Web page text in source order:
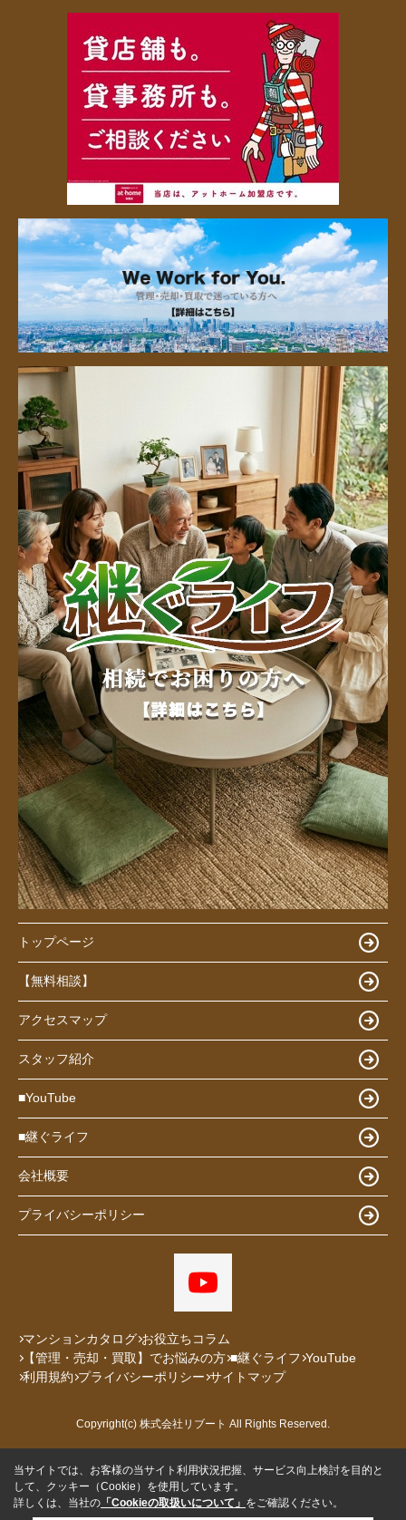
トップページ
【無料相談】
アクセスマップ
スタッフ紹介
■YouTube
■継ぐライフ
会社概要
プライバシーポリシー
マンションカタログ お役立ちコラム
【管理・売却・買取】でお悩みの方 ■継ぐライフ YouTube
利用規約 プライバシーポリシー サイトマップ
Copyright(c) 株式会社リブート All Rights Reserved.
当サイトでは、お客様の当サイト利用状況把握、サービス向上検討を目的と
して、クッキー（Cookie）を使用しています。
詳しくは、当社の 「Cookieの取扱いについて」 をご確認ください。